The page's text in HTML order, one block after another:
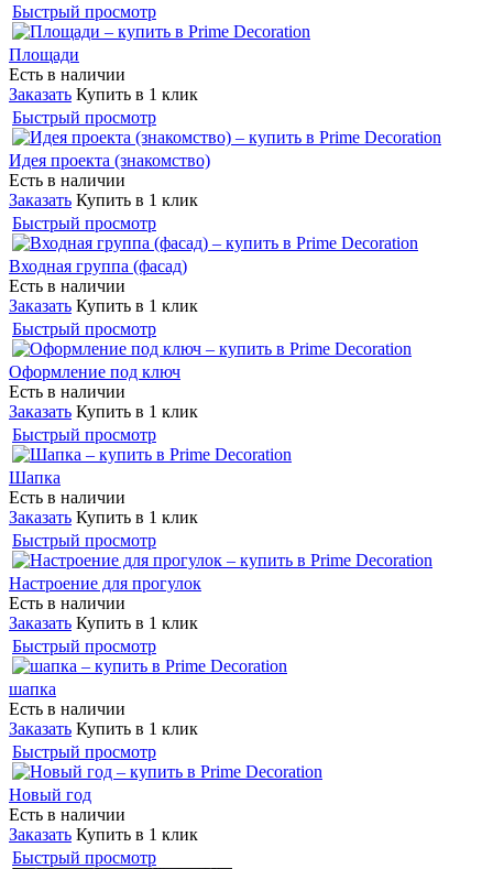
Быстрый просмотр
Площади
Есть в наличии
Заказать Купить в 1 клик
Быстрый просмотр
Идея проекта (знакомство)
Есть в наличии
Заказать Купить в 1 клик
Быстрый просмотр
Входная группа (фасад)
Есть в наличии
Заказать Купить в 1 клик
Быстрый просмотр
Оформление под ключ
Есть в наличии
Заказать Купить в 1 клик
Быстрый просмотр
Шапка
Есть в наличии
Заказать Купить в 1 клик
Быстрый просмотр
Настроение для прогулок
Есть в наличии
Заказать Купить в 1 клик
Быстрый просмотр
шапка
Есть в наличии
Заказать Купить в 1 клик
Быстрый просмотр
Новый год
Есть в наличии
Заказать Купить в 1 клик
Быстрый просмотр